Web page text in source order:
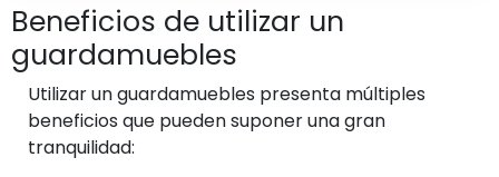
Beneficios de utilizar un
guardamuebles
Utilizar un guardamuebles presenta múltiples
beneficios que pueden suponer una gran
tranquilidad: